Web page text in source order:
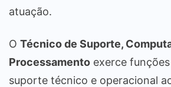
atuação.
O Técnico de Suporte,
Processamento exerce
suporte técnico e operacional